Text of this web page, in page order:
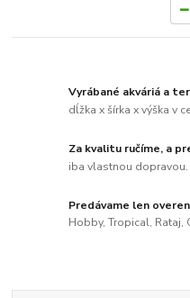
Vyrábané akváriá a
dĺžka x šírka x výška v
Za kvalitu ručíme, a
iba vlastnou dopravou.
Predávame len
Hobby, Tropical, Rataj,